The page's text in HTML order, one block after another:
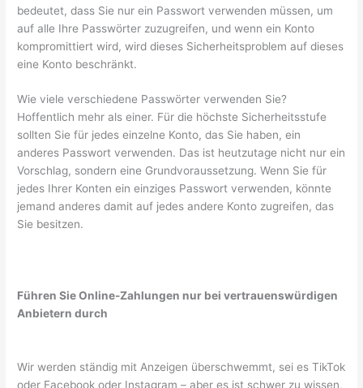
bedeutet, dass Sie nur ein Passwort verwenden müssen, um
auf alle Ihre Passwörter zuzugreifen, und wenn ein Konto
kompromittiert wird, wird dieses Sicherheitsproblem auf dieses
eine Konto beschränkt.
Wie viele verschiedene Passwörter verwenden Sie?
Hoffentlich mehr als einer. Für die höchste Sicherheitsstufe
sollten Sie für jedes einzelne Konto, das Sie haben, ein
anderes Passwort verwenden. Das ist heutzutage nicht nur ein
Vorschlag, sondern eine Grundvoraussetzung. Wenn Sie für
jedes Ihrer Konten ein einziges Passwort verwenden, könnte
jemand anderes damit auf jedes andere Konto zugreifen, das
Sie besitzen.
Führen Sie Online-Zahlungen nur bei vertrauenswürdigen
Anbietern durch
Wir werden ständig mit Anzeigen überschwemmt, sei es TikTok
oder Facebook oder Instagram – aber es ist schwer zu wissen,